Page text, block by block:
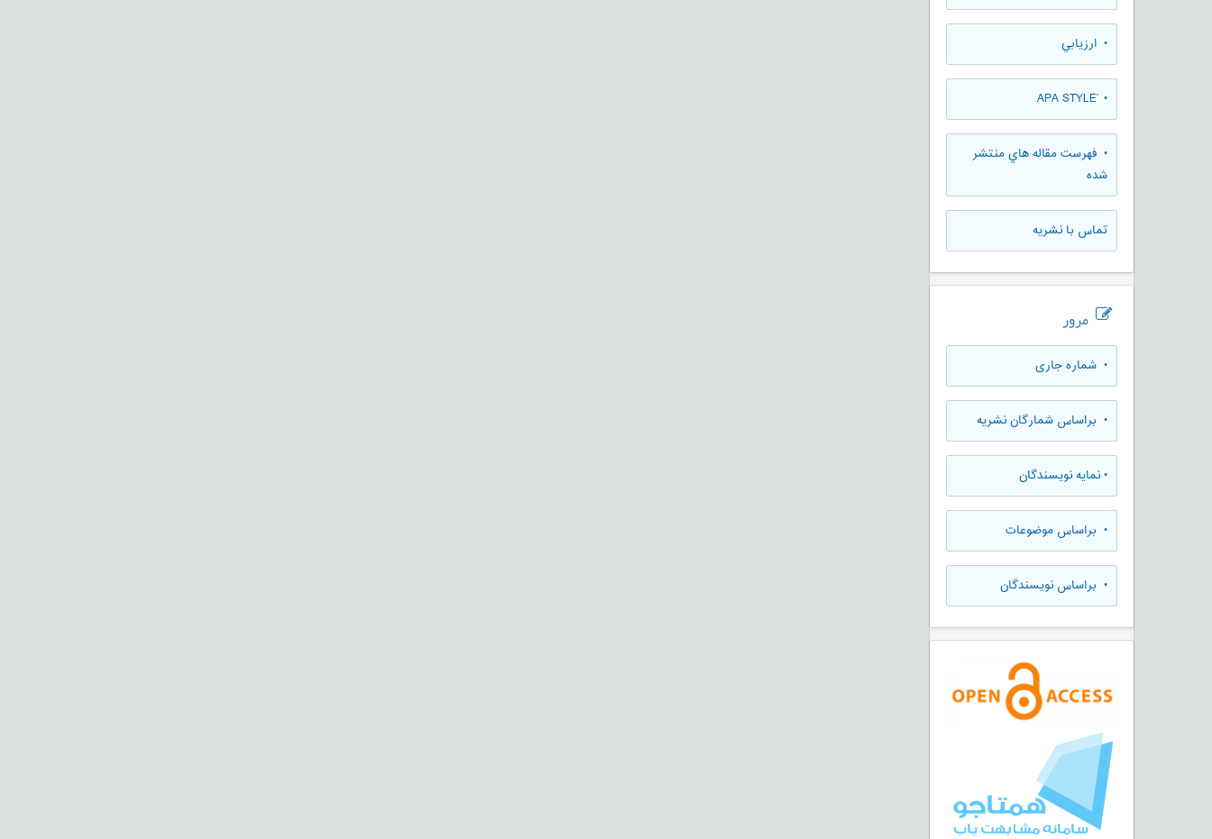
• ارزيابي
• َAPA STYLE
• فهرست مقاله هاي منتشر
شده
تماس با نشریه
مرور
• شماره جاری
• براساس شمارگان نشریه
•نمایه نویسندگان
• براساس موضوعات
• براساس نویسندگان